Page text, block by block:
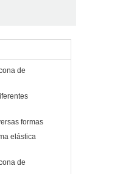
de
formas
elástica
de